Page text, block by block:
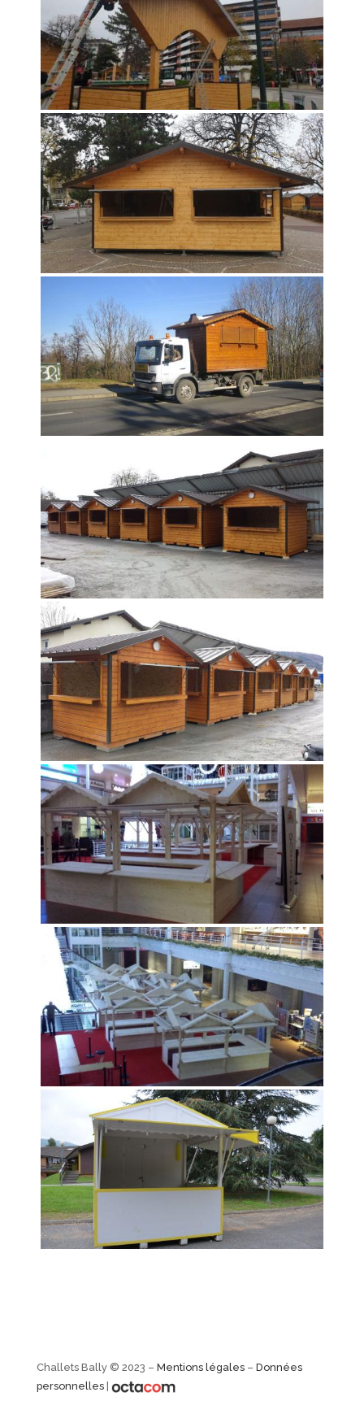
Challets Bally © 2023 – Mentions légales– Données
personnelles